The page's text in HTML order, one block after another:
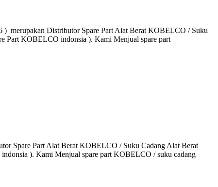
merupakan Distributor Spare Part Alat Berat KOBELCO / Suku
Part KOBELCO indonsia ). Kami Menjual spare part
Spare Part Alat Berat KOBELCO / Suku Cadang Alat Berat
). Kami Menjual spare part KOBELCO / suku cadang